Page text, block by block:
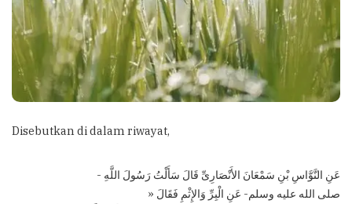
Disebutkan di dalam riwayat,
عَنِ النَّوَّاسِ بْنِ سَمْعَانَ الأَنْصَارِىِّ قَالَ سَأَلْتُ رَسُولَ اللَّهِ -
صلى الله عليه وسلم- عَنِ الْبِرِّ وَالإِثْمِ فَقَالَ «